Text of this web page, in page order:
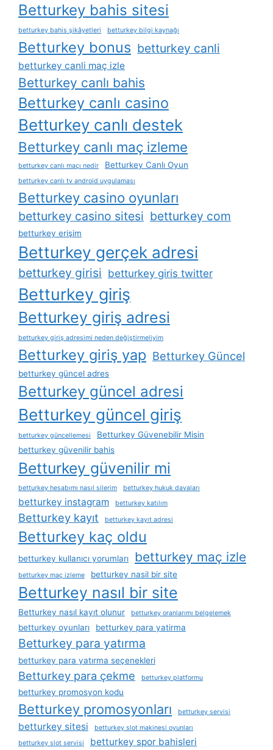
Betturkey bahis sitesi
betturkey bahis şikâyetleri betturkey bilgi kaynağı
Betturkey bonus betturkey canli
betturkey canli maç izle
Betturkey canlı bahis
Betturkey canlı casino
Betturkey canlı destek
Betturkey canlı maç izleme
betturkey canlı maçı nedir Betturkey Canlı Oyun
betturkey canlı tv android uygulaması
Betturkey casino oyunları
betturkey casino sitesi betturkey com
betturkey erişim
Betturkey gerçek adresi
betturkey girisi betturkey giris twitter
Betturkey giriş
Betturkey giriş adresi
betturkey giriş adresimi neden değiştirmeliyim
Betturkey giriş yap Betturkey Güncel
betturkey güncel adres
Betturkey güncel adresi
Betturkey güncel giriş
betturkey güncellemesi
Betturkey Güvenebilir Misin
betturkey güvenilir bahis
Betturkey güvenilir mi
betturkey hesabımı nasıl silerim betturkey hukuk davaları
betturkey instagram betturkey katılım
Betturkey kayıt betturkey kayıt adresi
Betturkey kaç oldu
betturkey kullanıcı yorumları betturkey maç izle
betturkey maç izleme betturkey nasil bir site
Betturkey nasıl bir site
Betturkey nasıl kayıt olunur betturkey oranlarımı belgelemek
betturkey oyunları betturkey para yatirma
Betturkey para yatırma
betturkey para yatırma seçenekleri
Betturkey para çekme betturkey platformu
betturkey promosyon kodu
Betturkey promosyonları betturkey servisi
betturkey sitesi
betturkey slot makinesi oyunları
betturkey slot servisi
betturkey spor bahisleri